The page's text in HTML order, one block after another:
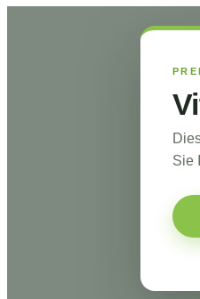
Sie